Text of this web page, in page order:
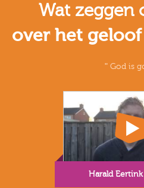
Wat zeggen
over het
God is
Harald Eertink